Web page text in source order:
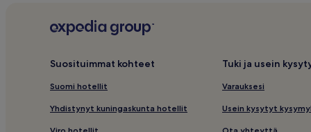
Suosituimmat kohteet
Suomi hotellit
Yhdistynyt kuningaskunta hotellit
Tuki ja usein
Varauksesi
Usein kysytyt